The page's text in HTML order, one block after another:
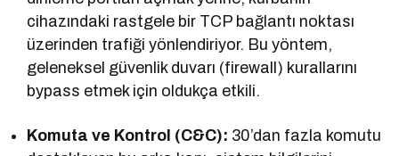
cihazındaki rastgele bir TCP bağlantı noktası
üzerinden trafiği yönlendiriyor. Bu yöntem,
geleneksel güvenlik duvarı (firewall) kurallarını
bypass etmek için oldukça etkili.
Komuta ve Kontrol (C&C): 30’dan fazla komutu